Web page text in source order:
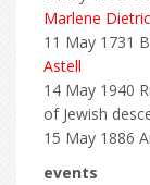
Marlene
11 May 1731
Astell
14 May 1940
of Jewish
15 May 1886
events